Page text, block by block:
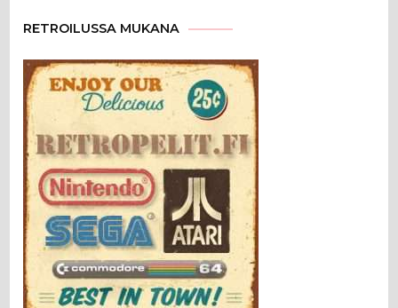
RETROILUSSA MUKANA